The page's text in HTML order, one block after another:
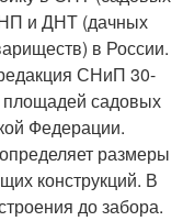
и ДНТ (дачных
в России.
СНиП 30-
площадей садовых
Федерации.
размеры
конструкций. В
до забора.